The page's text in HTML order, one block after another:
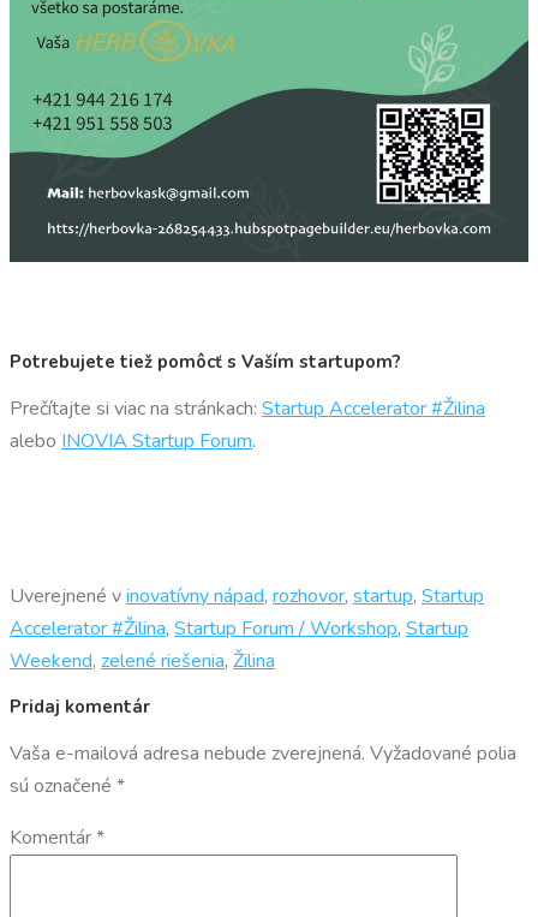
Potrebujete tiež pomôcť s Vaším startupom?
Prečítajte si viac na stránkach: Startup Accelerator #Žilina
alebo INOVIA Startup Forum.
Uverejnené vinovatívny nápad, rozhovor, startup, Startup
Accelerator #Žilina, Startup Forum / Workshop, Startup
Weekend, zelené riešenia, Žilina
Pridaj komentár
Vaša e-mailová adresa nebude zverejnená. Vyžadované polia
sú označené *
Komentár*